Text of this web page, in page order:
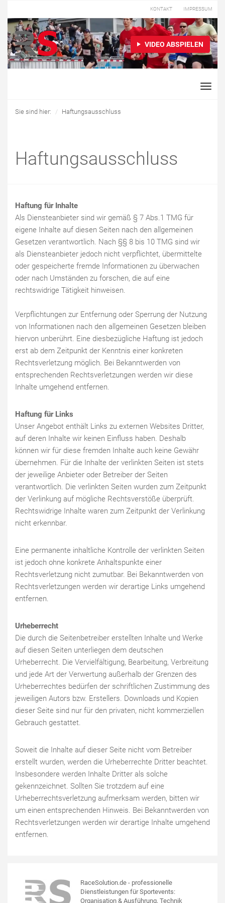
KONTAKT IMPRESSUM
VIDEO ABSPIELEN
Toggle
Sie sind hier: Haftungsausschluss
Haftungsausschluss
Haftung für Inhalte
Als Diensteanbieter sind wir gemäß § 7 Abs.1 TMG für
eigene Inhalte auf diesen Seiten nach den allgemeinen
Gesetzen verantwortlich. Nach §§ 8 bis 10 TMG sind wir
als Diensteanbieter jedoch nicht verpflichtet, übermittelte
oder gespeicherte fremde Informationen zu überwachen
oder nach Umständen zu forschen, die auf eine
rechtswidrige Tätigkeit hinweisen.
Verpflichtungen zur Entfernung oder Sperrung der Nutzung
von Informationen nach den allgemeinen Gesetzen bleiben
hiervon unberührt. Eine diesbezügliche Haftung ist jedoch
erst ab dem Zeitpunkt der Kenntnis einer konkreten
Rechtsverletzung möglich. Bei Bekanntwerden von
entsprechenden Rechtsverletzungen werden wir diese
Inhalte umgehend entfernen.
Haftung für Links
Unser Angebot enthält Links zu externen Websites Dritter,
auf deren Inhalte wir keinen Einfluss haben. Deshalb
können wir für diese fremden Inhalte auch keine Gewähr
übernehmen. Für die Inhalte der verlinkten Seiten ist stets
der jeweilige Anbieter oder Betreiber der Seiten
verantwortlich. Die verlinkten Seiten wurden zum Zeitpunkt
der Verlinkung auf mögliche Rechtsverstöße überprüft.
Rechtswidrige Inhalte waren zum Zeitpunkt der Verlinkung
nicht erkennbar.
Eine permanente inhaltliche Kontrolle der verlinkten Seiten
ist jedoch ohne konkrete Anhaltspunkte einer
Rechtsverletzung nicht zumutbar. Bei Bekanntwerden von
Rechtsverletzungen werden wir derartige Links umgehend
entfernen.
Urheberrecht
Die durch die Seitenbetreiber erstellten Inhalte und Werke
auf diesen Seiten unterliegen dem deutschen
Urheberrecht. Die Vervielfältigung, Bearbeitung, Verbreitung
und jede Art der Verwertung außerhalb der Grenzen des
Urheberrechtes bedürfen der schriftlichen Zustimmung des
jeweiligen Autors bzw. Erstellers. Downloads und Kopien
dieser Seite sind nur für den privaten, nicht kommerziellen
Gebrauch gestattet.
Soweit die Inhalte auf dieser Seite nicht vom Betreiber
erstellt wurden, werden die Urheberrechte Dritter beachtet.
Insbesondere werden Inhalte Dritter als solche
gekennzeichnet. Sollten Sie trotzdem auf eine
Urheberrechtsverletzung aufmerksam werden, bitten wir
um einen entsprechenden Hinweis. Bei Bekanntwerden von
Rechtsverletzungen werden wir derartige Inhalte umgehend
entfernen.
RaceSolution.de - professionelle
Dienstleistungen für Sportevents:
Organisation & Ausführung, Technik